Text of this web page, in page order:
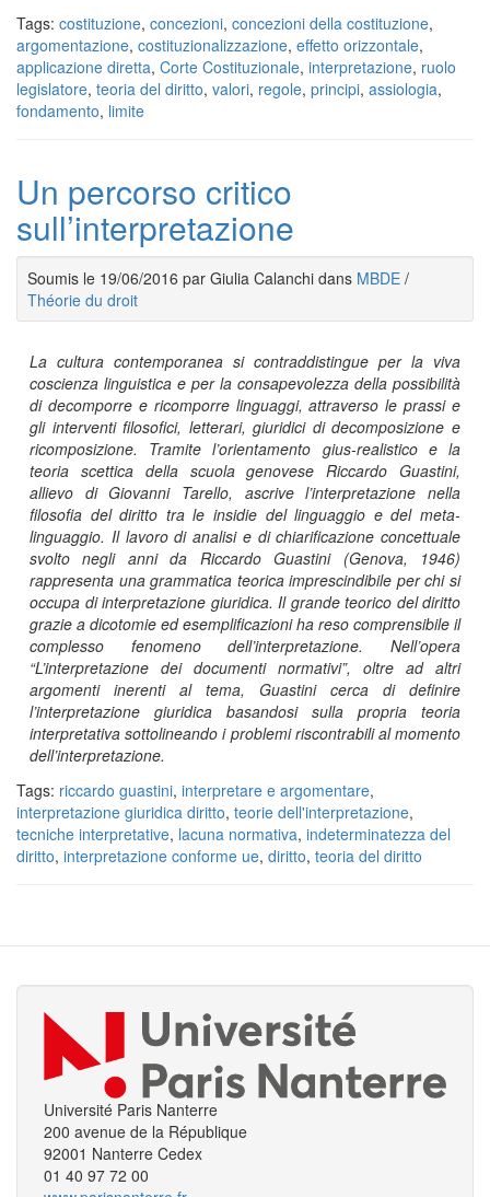
Tags: costituzione, concezioni, concezioni della costituzione,
argomentazione, costituzionalizzazione, effetto orizzontale,
applicazione diretta, Corte Costituzionale, interpretazione, ruolo
legislatore, teoria del diritto, valori, regole, principi, assiologia,
fondamento, limite
Un percorso critico
sull’interpretazione
Soumis le 19/06/2016 par Giulia Calanchi dans MBDE /
Théorie du droit
La cultura contemporanea si contraddistingue per la viva
coscienza linguistica e per la consapevolezza della possibilità
di decomporre e ricomporre linguaggi, attraverso le prassi e
gli interventi filosofici, letterari, giuridici di decomposizione e
ricomposizione. Tramite l’orientamento gius-realistico e la
teoria scettica della scuola genovese Riccardo Guastini,
allievo di Giovanni Tarello, ascrive l’interpretazione nella
filosofia del diritto tra le insidie del linguaggio e del meta-
linguaggio. Il lavoro di analisi e di chiarificazione concettuale
svolto negli anni da Riccardo Guastini (Genova, 1946)
rappresenta una grammatica teorica imprescindibile per chi si
occupa di interpretazione giuridica. Il grande teorico del diritto
grazie a dicotomie ed esemplificazioni ha reso comprensibile il
complesso fenomeno dell’interpretazione. Nell’opera
“L’interpretazione dei documenti normativi”, oltre ad altri
argomenti inerenti al tema, Guastini cerca di definire
l’interpretazione giuridica basandosi sulla propria teoria
interpretativa sottolineando i problemi riscontrabili al momento
dell’interpretazione.
Tags: riccardo guastini, interpretare e argomentare,
interpretazione giuridica diritto, teorie dell'interpretazione,
tecniche interpretative, lacuna normativa, indeterminatezza del
diritto, interpretazione conforme ue, diritto, teoria del diritto
Université Paris Nanterre
200 avenue de la République
92001 Nanterre Cedex
01 40 97 72 00